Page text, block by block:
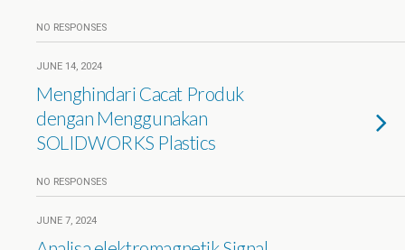
NO RESPONSES
JUNE 14, 2024
Menghindari Cacat Produk
dengan Menggunakan
SOLIDWORKS Plastics
NO RESPONSES
JUNE 7, 2024